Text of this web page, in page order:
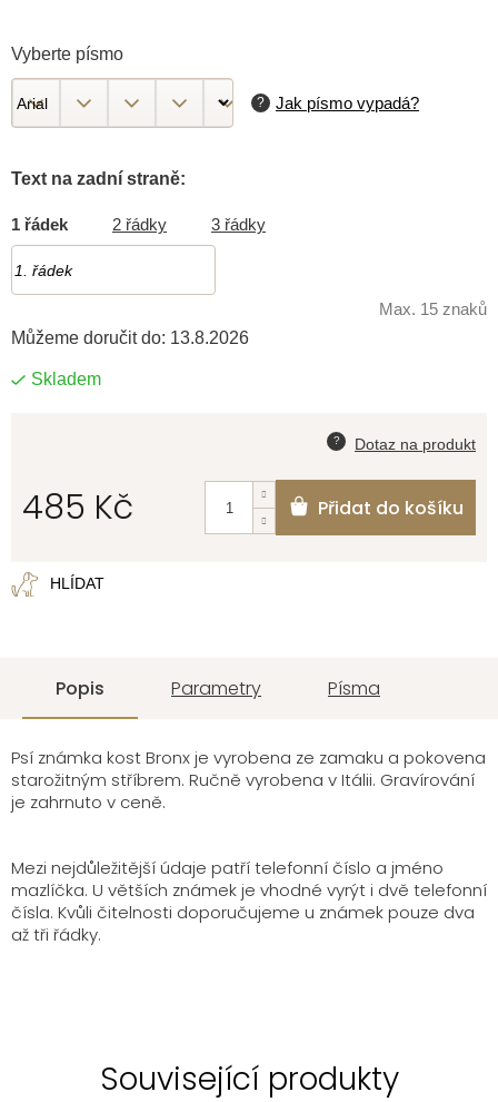
Skladem
Vyberte písmo
Jak písmo vypadá?
Text na zadní straně:
1 řádek 2 řádky 3 řádky
Max. 15 znaků
Můžeme doručit do: 13.8.2026
485 Kč Přidat do košíku
HLÍDAT
Související produkty
Popis Parametry Písma
Psí známka kost Bronx je vyrobena ze zamaku a pokovena
starožitným stříbrem. Ručně vyrobena v Itálii. Gravírování
je zahrnuto v ceně.
Mezi nejdůležitější údaje patří telefonní číslo a jméno
mazlíčka. U větších známek je vhodné vyrýt i dvě telefonní
čísla. Kvůli čitelnosti doporučujeme u známek pouze dva
až tři řádky.